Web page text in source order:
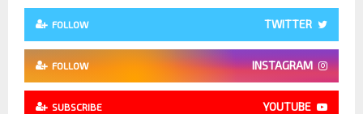
TWITTER
FOLLOW
INSTAGRAM
FOLLOW
YOUTUBE
SUBSCRIBE